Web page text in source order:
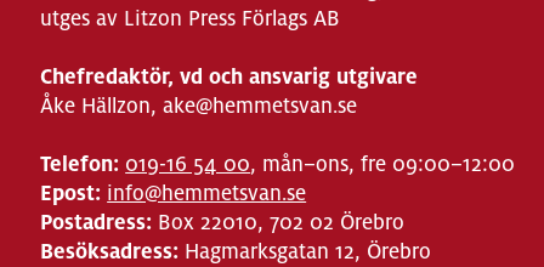
utges av Litzon Press Förlags AB
Chefredaktör, vd och ansvarig utgivare
Åke Hällzon, ake@hemmetsvan.se
Telefon: 019-16 54 00, mån–ons, fre 09:00–12:00
Epost: info@hemmetsvan.se
Postadress: Box 22010, 702 02 Örebro
Besöksadress: Hagmarksgatan 12, Örebro